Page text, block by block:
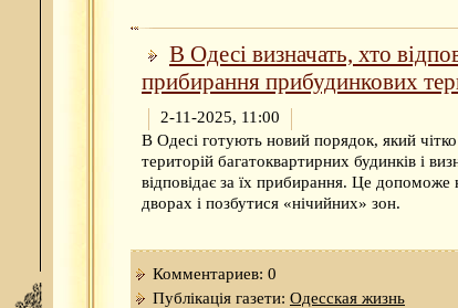
В Одесі визначать, хто
прибирання прибудинкових
2-11-2025, 11:00
В Одесі готують новий порядок, який
територій багатоквартирних будинків і
відповідає за їх прибирання. Це допоможе
дворах і позбутися «нічийних» зон.
Комментариев: 0
Публікація газети: Одесская жизнь